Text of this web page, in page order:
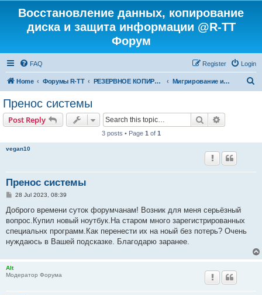
Восстановление данных, копирование
диска и защита информации @R-TT
Форум
FAQ Login
Register
Home Форумы R-TT РЕЗЕРВНОЕ КОПИРОВАНИЕ И ВОССТАНОВЛЕНИЕ СИСТЕМ Мигрирование и Клонирование Систем
Пренос системы
Post Reply Search
3 posts • Page 1 of 1
vegan10
Пренос системы
P
s
28 Jul 2023, 08:39
Доброго времени суток форумчанам! Возник для меня серьёзный
вопрос.Купил новый ноутбук.На старом много зарегистрированных
специальнх программ.Как перенести их на ноый без потерь? Очень
нуждаюсь в Вашей подсказке. Благодарю заранее.
Alt
Модератор Форума